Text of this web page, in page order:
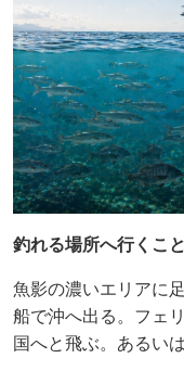
釣れる場所へ行くこと
魚影の濃いエリアに
船で沖へ出る。フェ
国へと飛ぶ。あるい